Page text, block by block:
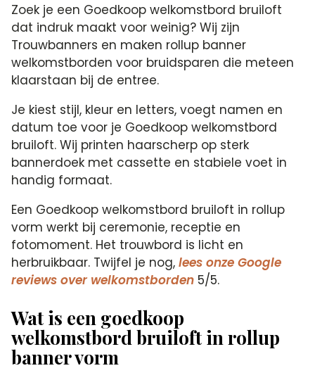
Zoek je een Goedkoop welkomstbord bruiloft
dat indruk maakt voor weinig? Wij zijn
Trouwbanners en maken rollup banner
welkomstborden voor bruidsparen die meteen
klaarstaan bij de entree.
Je kiest stijl, kleur en letters, voegt namen en
datum toe voor je Goedkoop welkomstbord
bruiloft. Wij printen haarscherp op sterk
bannerdoek met cassette en stabiele voet in
handig formaat.
Een Goedkoop welkomstbord bruiloft in rollup
vorm werkt bij ceremonie, receptie en
fotomoment. Het trouwbord is licht en
herbruikbaar. Twijfel je nog,lees onze Google
reviews over welkomstborden 5/5.
Wat is een goedkoop
welkomstbord bruiloft in rollup
banner vorm